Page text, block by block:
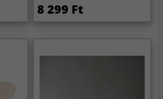
8 299 Ft